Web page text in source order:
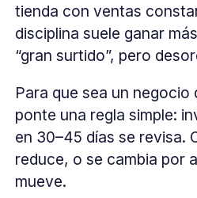
tienda con ventas
disciplina suele ganar
“gran surtido”, pero
Para que sea un negocio
ponte una regla simple:
en 30–45 días se revisa.
reduce, o se cambia por
mueve.